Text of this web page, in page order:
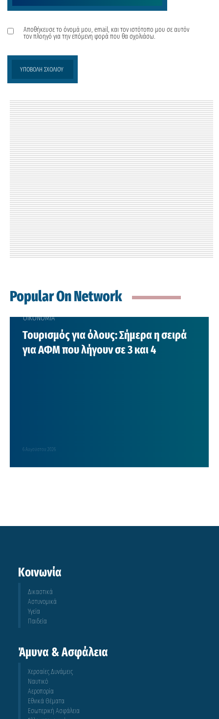
Αποθήκευσε το όνομά μου, email, και τον ιστότοπο μου σε αυτόν
τον πλοηγό για την επόμενη φορά που θα σχολιάσω.
Popular On Network
ΟΙΚΟΝΟΜΙΑ
Τουρισμός για όλους: Σήμερα η σειρά
για ΑΦΜ που λήγουν σε 3 και 4
6 Αυγούστου 2026
Κοινωνία
Δικαστικά
Αστυνομικά
Υγεία
Παιδεία
Άμυνα & Ασφάλεια
Χερσαίες Δυνάμεις
Ναυτικό
Αεροπορία
Εθνικά Θέματα
Εσωτερική Ασφάλεια